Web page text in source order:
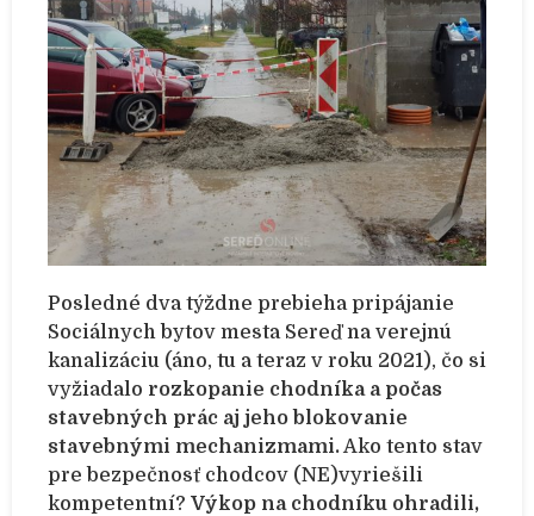
Posledné dva týždne prebieha pripájanie
Sociálnych bytov mesta Sereď na verejnú
kanalizáciu (áno, tu a teraz v roku 2021), čo si
vyžiadalo rozkopanie chodníka a počas
stavebných prác aj jeho blokovanie
stavebnými mechanizmami. Ako tento stav
pre bezpečnosť chodcov (NE)vyriešili
kompetentní? Výkop na chodníku ohradili,